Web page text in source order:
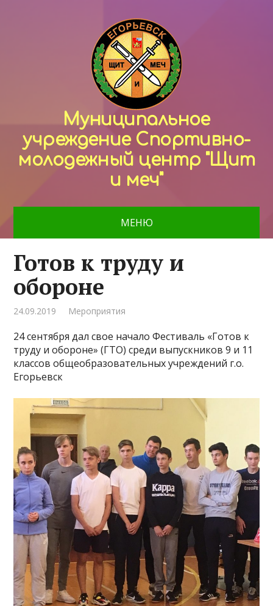
Муниципальное
учреждение Спортивно-
молодежный центр "Щит
и меч"
МЕНЮ
Готов к труду и
обороне
24.09.2019 Мероприятия
24 сентября дал свое начало Фестиваль «Готов к
труду и обороне» (ГТО) среди выпускников 9 и 11
классов общеобразовательных учреждений г.о.
Егорьевск